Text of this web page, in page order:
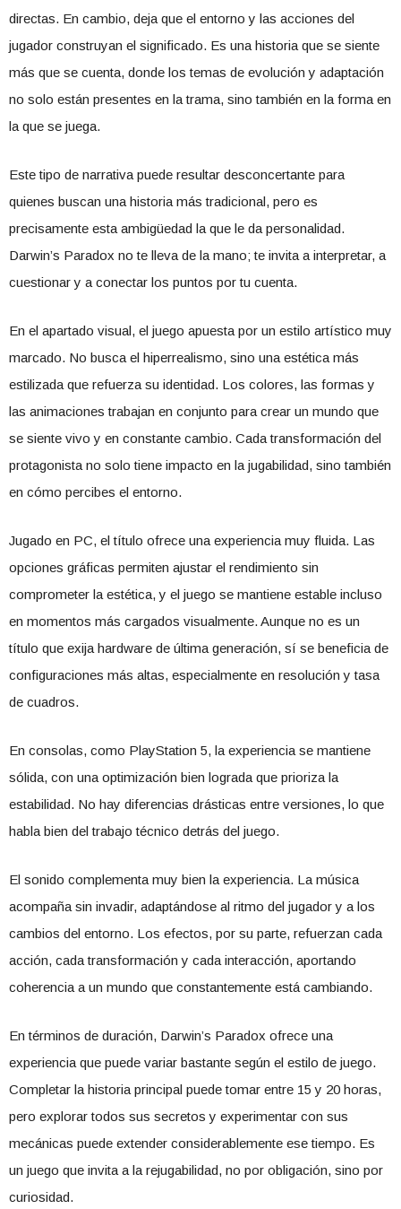
directas. En cambio, deja que el entorno y las acciones del
jugador construyan el significado. Es una historia que se siente
más que se cuenta, donde los temas de evolución y adaptación
no solo están presentes en la trama, sino también en la forma en
la que se juega.
Este tipo de narrativa puede resultar desconcertante para
quienes buscan una historia más tradicional, pero es
precisamente esta ambigüedad la que le da personalidad.
Darwin’s Paradox no te lleva de la mano; te invita a interpretar, a
cuestionar y a conectar los puntos por tu cuenta.
En el apartado visual, el juego apuesta por un estilo artístico muy
marcado. No busca el hiperrealismo, sino una estética más
estilizada que refuerza su identidad. Los colores, las formas y
las animaciones trabajan en conjunto para crear un mundo que
se siente vivo y en constante cambio. Cada transformación del
protagonista no solo tiene impacto en la jugabilidad, sino también
en cómo percibes el entorno.
Jugado en PC, el título ofrece una experiencia muy fluida. Las
opciones gráficas permiten ajustar el rendimiento sin
comprometer la estética, y el juego se mantiene estable incluso
en momentos más cargados visualmente. Aunque no es un
título que exija hardware de última generación, sí se beneficia de
configuraciones más altas, especialmente en resolución y tasa
de cuadros.
En consolas, como PlayStation 5, la experiencia se mantiene
sólida, con una optimización bien lograda que prioriza la
estabilidad. No hay diferencias drásticas entre versiones, lo que
habla bien del trabajo técnico detrás del juego.
El sonido complementa muy bien la experiencia. La música
acompaña sin invadir, adaptándose al ritmo del jugador y a los
cambios del entorno. Los efectos, por su parte, refuerzan cada
acción, cada transformación y cada interacción, aportando
coherencia a un mundo que constantemente está cambiando.
En términos de duración, Darwin’s Paradox ofrece una
experiencia que puede variar bastante según el estilo de juego.
Completar la historia principal puede tomar entre 15 y 20 horas,
pero explorar todos sus secretos y experimentar con sus
mecánicas puede extender considerablemente ese tiempo. Es
un juego que invita a la rejugabilidad, no por obligación, sino por
curiosidad.